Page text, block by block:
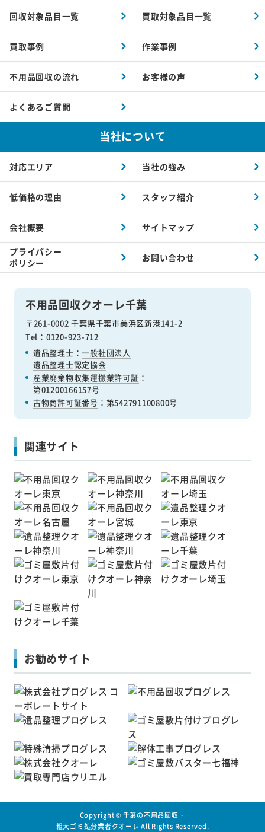
不用品回収クオーレ千葉
〒261-0002 千葉県千葉市美浜区新港141-2
Tel：0120-923-712
遺品整理士：一般社団法人
遺品整理士認定協会
産業廃棄物収集運搬業許可証 ：
第01200166157号
古物商許可証番号 ：第542791100800号
回収対象品目一覧 買取対象品目一覧
買取事例 作業事例
不用品回収の流れ お客様の声
よくあるご質問
当社について
対応エリア 当社の強み
低価格の理由 スタッフ紹介
会社概要 サイトマップ
プライバシー
ポリシー
お問い合わせ
関連サイト
お勧めサイト
Copyright © 千葉の不用品回収・
粗大ゴミ処分業者クオーレ All Rights Reserved.